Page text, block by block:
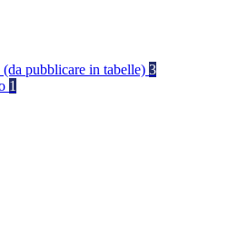
pubblicare in tabelle) 3
1